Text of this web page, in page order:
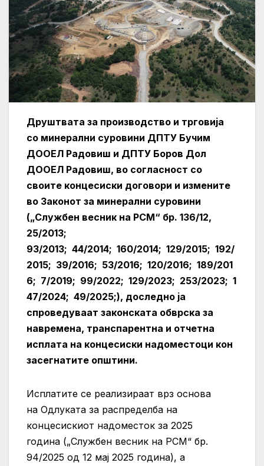
Друштвата за производство и трговија
со минерални суровини ДПТУ Бучим
ДООЕЛ Радовиш и ДПТУ Боров Дол
ДООЕЛ Радовиш, во согласност со
своите концесиски договори и измените
во Законот за минерални суровини
(„Службен весник на РСМ“ бр. 136/12,
25/2013;
93/2013; 44/2014; 160/2014; 129/2015; 192/
2015; 39/2016; 53/2016; 120/2016; 189/201
6; 7/2019; 99/2022; 129/2023; 253/2023; 1
47/2024; 49/2025;), доследно ја
спроведуваат законската обврска за
навремена, транспарентна и отчетна
исплата на концесиски надоместоци кон
засегнатите општини.
Исплатите се реализираат врз основа
на Одлуката за распределба на
концесискиот надоместок за 2025
година („Службен весник на РСМ“ бр.
94/2025 од 12 мај 2025 година), а